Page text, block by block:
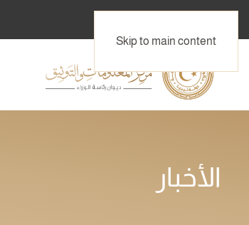
Skip to main content
الأخبار